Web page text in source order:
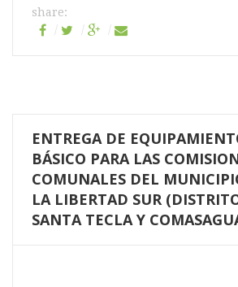
share:
ENTREGA DE
BÁSICO PARA LAS
COMUNALES DEL
LA LIBERTAD SUR
SANTA TECLA Y